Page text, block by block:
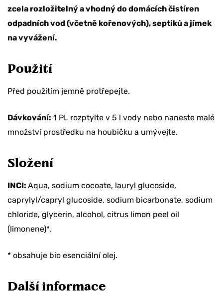
zcela rozložitelný a vhodný do domácích čistíren
odpadních vod (včetně kořenových), septiků a jímek
na vyvážení.
Použití
Před použitím jemně protřepejte.
Dávkování: 1 PL rozptylte v 5 l vody nebo naneste malé
množství prostředku na houbičku a umývejte.
Složení
INCI: Aqua, sodium cocoate, lauryl glucoside,
caprylyl/capryl glucoside, sodium bicarbonate, sodium
chloride, glycerin, alcohol, citrus limon peel oil
(limonene)*.
* obsahuje bio esenciální olej.
Další informace